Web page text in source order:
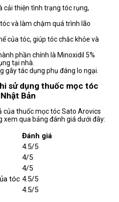
cải thiện tình trạng tóc rụng,
và làm chậm quá trình lão
của tóc, giúp tóc chắc khỏe và
phần chính là Minoxidil 5%
tại nhà.
gây tác dụng phụ đáng lo ngại.
sử dụng thuốc mọc tóc
Bản
của thuốc mọc tóc Sato Arovics
xem qua bảng đánh giá dưới đây:
Đánh giá
4.5/5
4/5
4/5
tóc 4.5/5
4.5/5